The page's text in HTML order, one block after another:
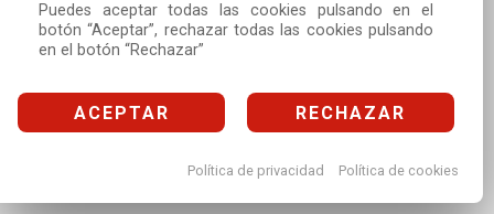
Puedes aceptar todas las cookies pulsando en el
botón “Aceptar”, rechazar todas las cookies pulsando
en el botón “Rechazar”
ACEPTAR RECHAZAR
Política de privacidad Política de cookies